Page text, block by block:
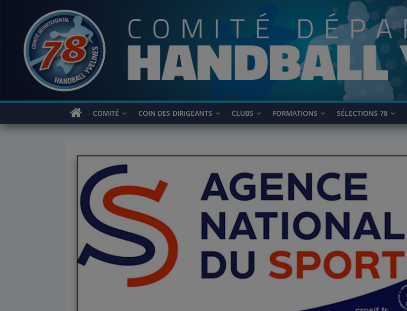
contenu
COMITÉ COIN DES DIRIGEANTS CLUBS FORMATIONS SÉLECTIONS 78